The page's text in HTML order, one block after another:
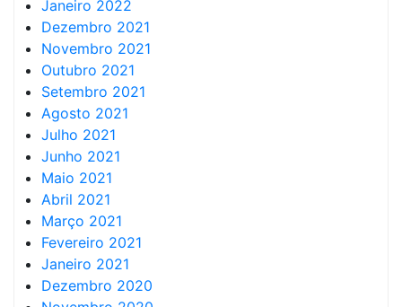
Janeiro 2022
Dezembro 2021
Novembro 2021
Outubro 2021
Setembro 2021
Agosto 2021
Julho 2021
Junho 2021
Maio 2021
Abril 2021
Março 2021
Fevereiro 2021
Janeiro 2021
Dezembro 2020